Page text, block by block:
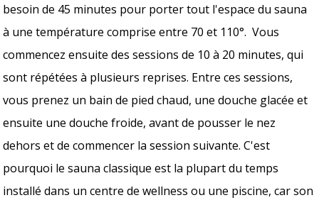
besoin de 45 minutes pour porter tout l'espace du sauna
à une température comprise entre 70 et 110°. Vous
commencez ensuite des sessions de 10 à 20 minutes, qui
sont répétées à plusieurs reprises. Entre ces sessions,
vous prenez un bain de pied chaud, une douche glacée et
ensuite une douche froide, avant de pousser le nez
dehors et de commencer la session suivante. C'est
pourquoi le sauna classique est la plupart du temps
installé dans un centre de wellness ou une piscine, car son